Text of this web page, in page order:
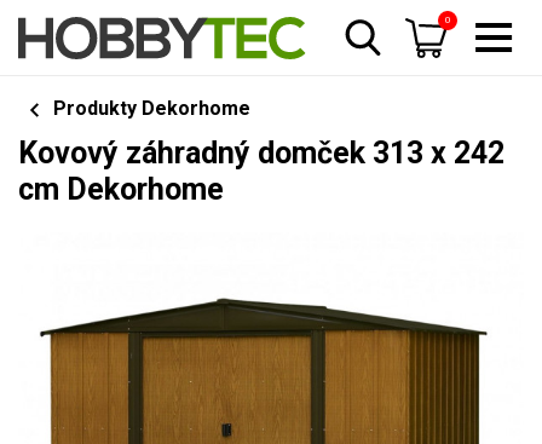
0
Produkty Dekorhome
Kovový záhradný domček 313 x 242
cm Dekorhome